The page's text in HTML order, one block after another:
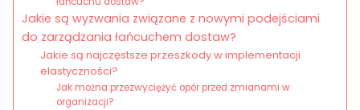
Jakie są wyzwania związane z nowymi podejściami
do zarządzania łańcuchem dostaw?
Jakie są najczęstsze przeszkody w implementacji
elastyczności?
Jak można przezwyciężyć opór przed zmianami w
organizacji?